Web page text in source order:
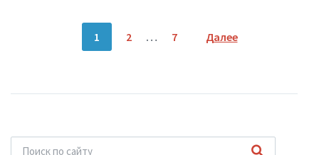
Пагинация
1 2 … 7 Далее